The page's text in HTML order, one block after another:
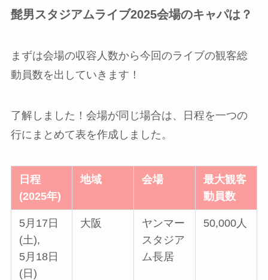
髭男スタジアムライブ2025会場のキャパは？
まずは会場の収容人数から今回のライブの観客総
動員数を出していきます！
了解しました！会場が同じ場合は、日程を一つの
行にまとめて表を作成しました。
日程
(2025年)
地域 会場
最大観客
動員数
5月17日
(土),
5月18日
(日)
大阪
ヤンマー
スタジア
ム長居
50,000人